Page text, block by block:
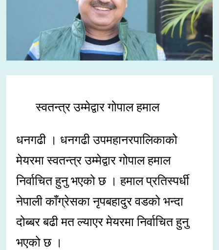
स्वतन्त्र उम्मेद्वार गोपाल हमाल
धनगढी । धनगढी उपमहानरपालिकाको
मेयरमा स्वतन्त्र उम्मेद्वार गोपाल हमाल
निर्वाचित हुनु भएको छ । हमाल प्रतिस्पर्धी
नेपाली काँग्रेसका नृपबहादुर वडको भन्दा
दोब्बर बढी मत ल्याएर मेयरमा निर्वाचित हुनु
भएको छ ।